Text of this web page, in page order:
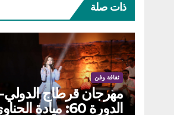
ذات صلة
ثقافة وفن
مهرجان قرطاج الدولي-
الدورة 60: ميادة